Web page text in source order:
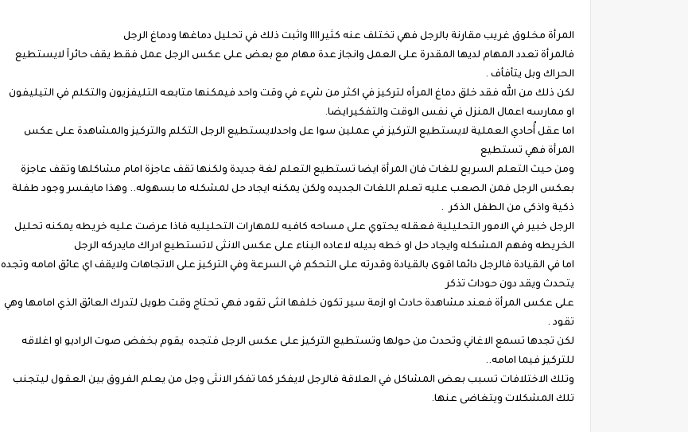
المرأة مخلوق غريب مقارنة بالرجل فهي تختلف عنه كثيراااا واثبت ذلك في تحليل دماغها ودماغ الرجل
فالمرأة تعدد المهام لديها المقدرة على العمل وانجاز عدة مهام مع بعض على عكس الرجل عمل فقط يقف حائرآ لايستطيع
الحراك وبل يتأفأف .
لكن ذلك من الله فقد خلق دماغ المرأه لتركيز في اكثر من شيء في وقت واحد فيمكنها متابعه التليفزيون والتكلم في التيليفون
او ممارسه اعمال المنزل في نفس الوقت والتفكيرايضا.
اما عقل أُحادي العملية لايستطيع التركيز في عملين سوا عل واحدلايستطيع الرجل التكلم والتركيز والمشاهدة على عكس
المرأة فهي تستطيع
ومن حيث التعلم السريع للغات فان المرأة ايضا تستطيع التعلم لغة جديدة ولكنها تقف عاجزة امام مشاكلها وتقف عاجزة
بعكس الرجل فمن الصعب عليه تعلم اللغات الجديده ولكن يمكنه ايجاد حل لمشكله ما بسهوله.. وهذا مايفسر وجود طفلة
ذكية واذكى من الطفل الذكر .
الرجل خبير في الامور التحليلية فعقله يحتوي على مساحه كافيه للمهارات التحليليه فاذا عرضت عليه خريطه يمكنه تحليل
الخريطه وفهم المشكله وايجاد حل او خطه بديله لاعاده البناء على عكس الانثى لاتستطيع ادراك مايدركه الرجل
اما في القيادة فالرجل دائما اقوى بالقيادة وقدرته على التحكم في السرعة وفي التركيز على الاتجاهات ولايقف اي عائق امامه وتجده
يتحدث ويقد دون حوداث تذكر
على عكس المرأة فعند مشاهدة حادث او ازمة سير تكون خلفها انثى تقود فهي تحتاج وقت طويل لتدرك العائق الذي امامها وهي
تقود .
لكن تجدها تسمع الاغاني وتحدث من حولها وتستطيع التركيز على عكس الرجل فتجده يقوم بخفض صوت الراديو او اغلاقه
للتركيز فيما امامه..
وتلك الاختلافات تسبب بعض المشاكل في العلاقة فالرجل لايفكر كما تفكر الانثى وجل من يعلم الفروق بين العقول ليتجنب
تلك المشكلات ويتغاضى عنها.